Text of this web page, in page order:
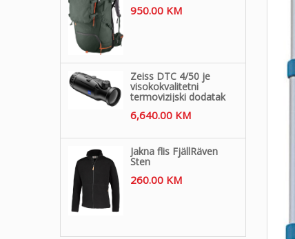
950.00 KM
Zeiss DTC 4/50 je
visokokvalitetni
termovizijski dodatak
6,640.00 KM
Jakna flis FjällRäven
Sten
260.00 KM